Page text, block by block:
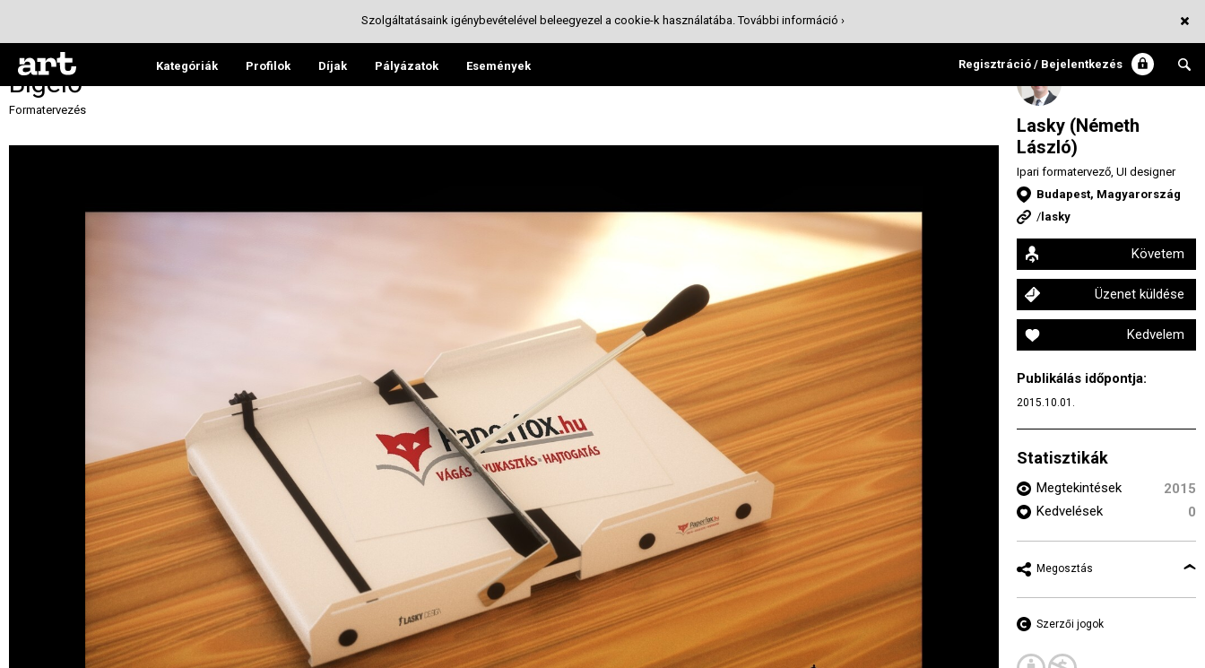
Kategóriák Profilok Díjak Pályázatok Események Regisztráció / Bejelentkezés
Bígelő
Formatervezés
Lasky (Németh
László)
Ipari formatervező, UI designer
Budapest, Magyarország
/ lasky
Követem
Üzenet küldése
Kedvelem
Publikálás időpontja:
2015.10.01.
Statisztikák
Megtekintések
2015
Kedvelések
0
Megosztás
Szerzői jogok
Szolgáltatásaink igénybevételével beleegyezel a cookie-k használatába.További információ ›